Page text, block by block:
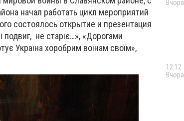
начал работать цикл мероприятий
состоялось открытие и презентация
не старіє…», «Дорогами
Україна хоробрим воїнам своїм»,
Вчора
12:12
Вчора